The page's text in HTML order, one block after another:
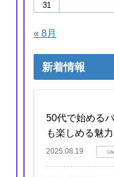
31
« 8月
新着情報
50代で始める
も楽しめる魅
2025.08.19